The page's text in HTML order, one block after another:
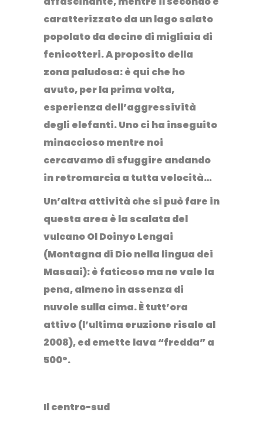
caratterizzato da un lago salato
popolato da decine di migliaia di
fenicotteri. A proposito della
zona paludosa: è qui che ho
avuto, per la prima volta,
esperienza dell’aggressività
degli elefanti. Uno ci ha inseguito
minaccioso mentre noi
cercavamo di sfuggire andando
in retromarcia a tutta velocità…
Un’altra attività che si può fare in
questa area è la scalata del
vulcano Ol Doinyo Lengai
(Montagna di Dio nella lingua dei
Masaai): è faticoso ma ne vale la
pena, almeno in assenza di
nuvole sulla cima. È tutt’ora
attivo (l’ultima eruzione risale al
2008), ed emette lava “fredda” a
500°.
Il centro-sud